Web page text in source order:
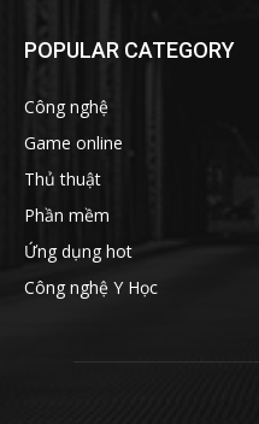
POPULAR CATEGORY
Công nghệ
Game online
Thủ thuật
Phần mềm
Ứng dụng hot
Công nghệ Y Học